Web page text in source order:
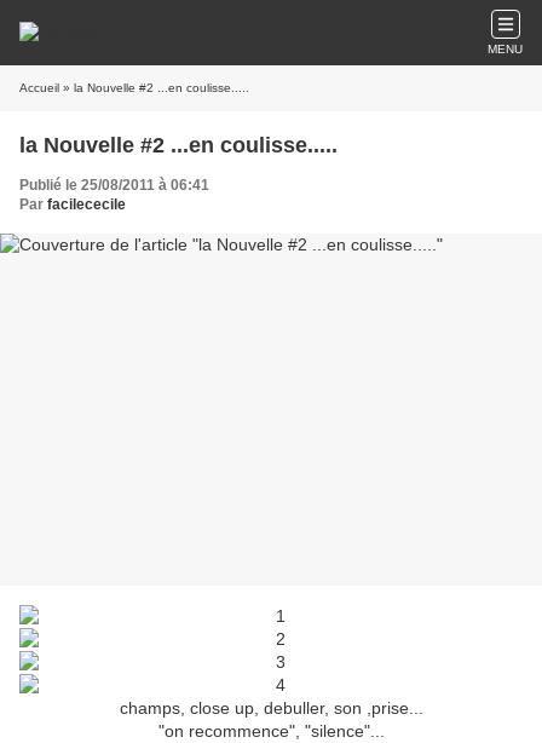
MENU
Accueil » la Nouvelle #2 ...en coulisse.....
la Nouvelle #2 ...en coulisse.....
Publié le 25/08/2011 à 06:41
Par facilececile
champs, close up, debuller, son ,prise...
"on recommence", "silence"...